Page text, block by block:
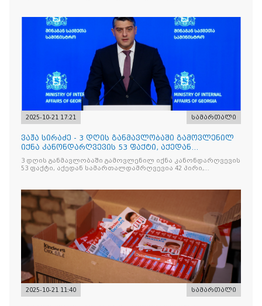
2025-10-21 17:21 სამართალი
ვაჟა სირაძე - 3 დღის განმავლობაში გამოვლენილ
იქნა კანონდარღვევის 53 ფაქტი, აქედან
სამართალდამრღვევია
3 დღის განმავლობაში გამოვლენილ იქნა კანონდარღვევის
53 ფაქტი, აქედან სამართალდამრღვევია 42 პირი,
2025-10-21 11:40 სამართალი